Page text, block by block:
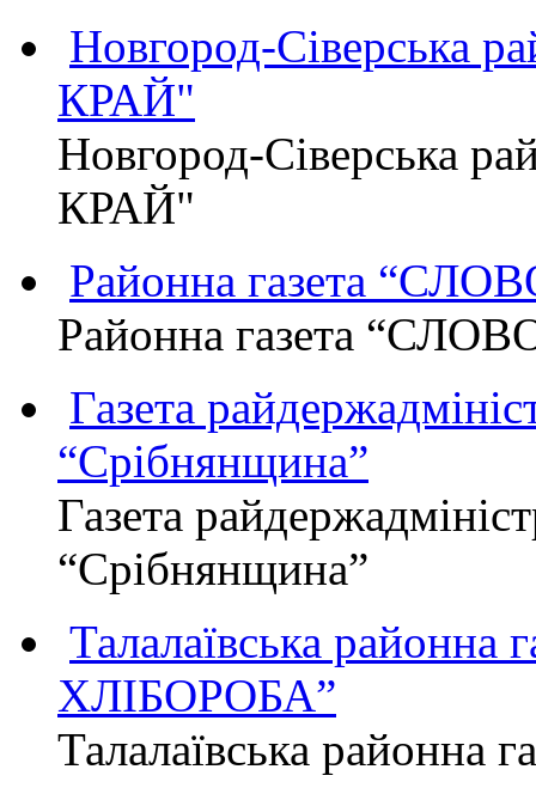
Новгород-Сіверська
КРАЙ"
Новгород-Сіверська
КРАЙ"
Районна газета
Районна газета
Газета
“Срібнянщина”
Газета
“Срібнянщина”
Талалаївська
ХЛІБОРОБА”
Талалаївська